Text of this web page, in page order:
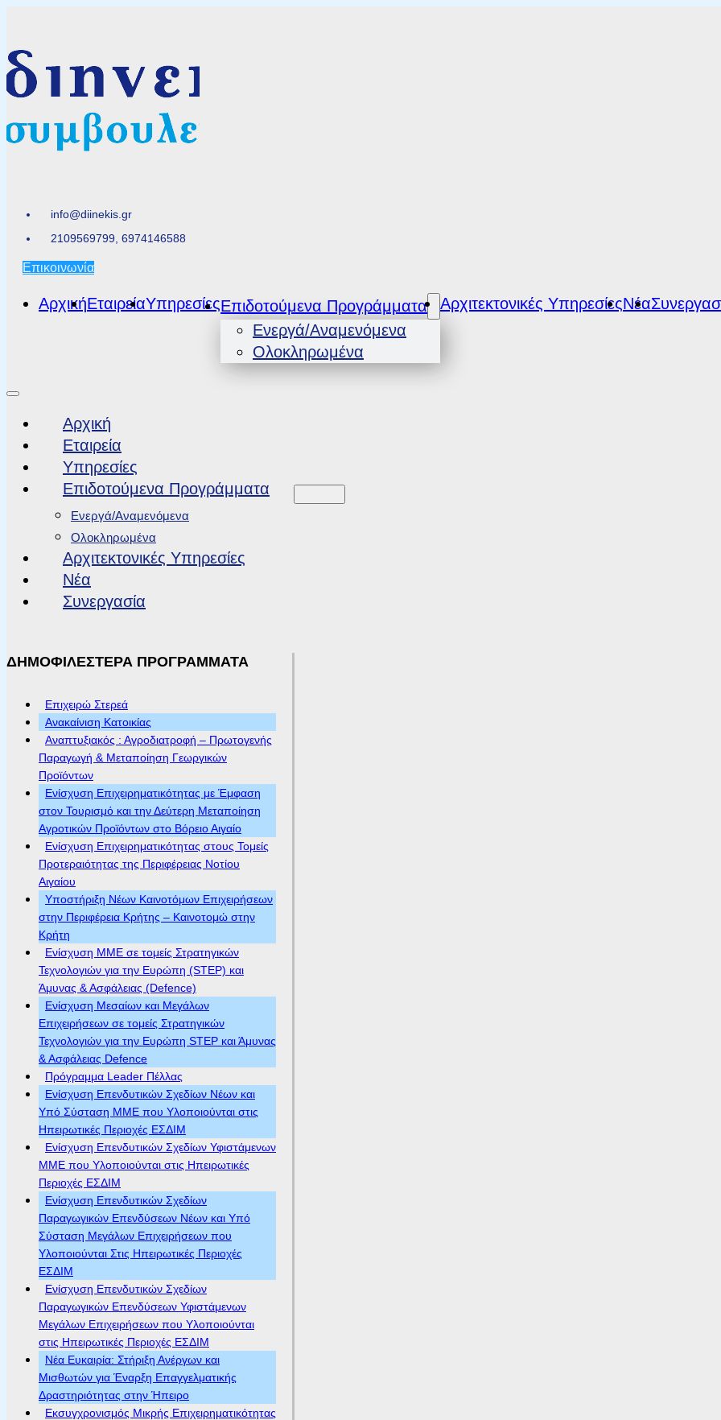
info@diinekis.gr
2109569799, 6974146588
Επικοινωνία
ΑρχικήΕταιρείαΥπηρεσίεςΕπιδοτούμενα Προγράμματα
Ενεργά/Αναμενόμενα
Ολοκληρωμένα
Αρχιτεκτονικές ΥπηρεσίεςΝέα
Αρχική
Εταιρεία
Υπηρεσίες
Επιδοτούμενα Προγράμματα
Ενεργά/Αναμενόμενα
Ολοκληρωμένα
Αρχιτεκτονικές Υπηρεσίες
Νέα
Συνεργασία
ΔΗΜΟΦΙΛΕΣΤΕΡΑ ΠΡΟΓΡΑΜΜΑΤΑ
Επιχειρώ Στερεά
Ανακαίνιση Κατοικίας
Αναπτυξιακός : Αγροδιατροφή – Πρωτογενής
Παραγωγή & Μεταποίηση Γεωργικών
Προϊόντων
Ενίσχυση Επιχειρηματικότητας με Έμφαση
στον Τουρισμό και την Δεύτερη Μεταποίηση
Αγροτικών Προϊόντων στο Βόρειο Αιγαίο
Ενίσχυση Επιχειρηματικότητας στους Τομείς
Προτεραιότητας της Περιφέρειας Νοτίου
Αιγαίου
Υποστήριξη Νέων Καινοτόμων Επιχειρήσεων
στην Περιφέρεια Κρήτης – Καινοτομώ στην
Κρήτη
Ενίσχυση ΜΜΕ σε τομείς Στρατηγικών
Τεχνολογιών για την Ευρώπη (STEP) και
Άμυνας & Ασφάλειας (Defence)
Ενίσχυση Μεσαίων και Μεγάλων
Επιχειρήσεων σε τομείς Στρατηγικών
Τεχνολογιών για την Ευρώπη STEP και Άμυνας
& Ασφάλειας Defence
Πρόγραμμα Leader Πέλλας
Ενίσχυση Επενδυτικών Σχεδίων Νέων και
Υπό Σύσταση ΜΜΕ που Υλοποιούνται στις
Ηπειρωτικές Περιοχές ΕΣΔΙΜ
Ενίσχυση Επενδυτικών Σχεδίων Υφιστάμενων
ΜΜΕ που Υλοποιούνται στις Ηπειρωτικές
Περιοχές ΕΣΔΙΜ
Ενίσχυση Επενδυτικών Σχεδίων
Παραγωγικών Επενδύσεων Νέων και Υπό
Σύσταση Μεγάλων Επιχειρήσεων που
Υλοποιούνται Στις Ηπειρωτικές Περιοχές
ΕΣΔΙΜ
Ενίσχυση Επενδυτικών Σχεδίων
Παραγωγικών Επενδύσεων Υφιστάμενων
Μεγάλων Επιχειρήσεων που Υλοποιούνται
στις Ηπειρωτικές Περιοχές ΕΣΔΙΜ
Νέα Ευκαιρία: Στήριξη Ανέργων και
Μισθωτών για Έναρξη Επαγγελματικής
Δραστηριότητας στην Ήπειρο
Εκσυγχρονισμός Μικρής Επιχειρηματικότητας